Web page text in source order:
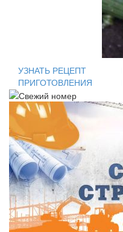
УЗНАТЬ РЕЦЕПТ
ПРИГОТОВЛЕНИЯ